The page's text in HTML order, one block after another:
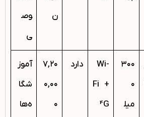
ن
وص
ی
۳۰۰
۰
میل
Wi-
Fi +
4G
دارد
۷,۲۰
۰,۰۰
۰
آموز
شگا
ه‌ها